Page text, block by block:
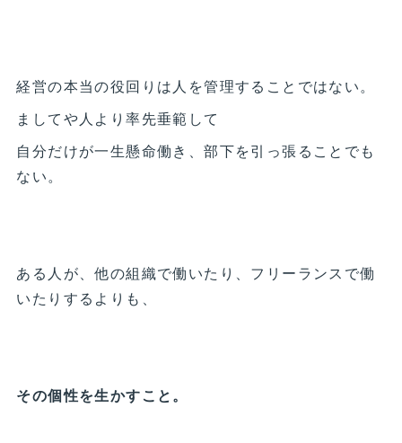
経営の本当の役回りは人を管理することではない。
ましてや人より率先垂範して
自分だけが一生懸命働き、部下を引っ張ることでも
ない。
ある人が、他の組織で働いたり、フリーランスで働
いたりするよりも、
その個性を生かすこと。